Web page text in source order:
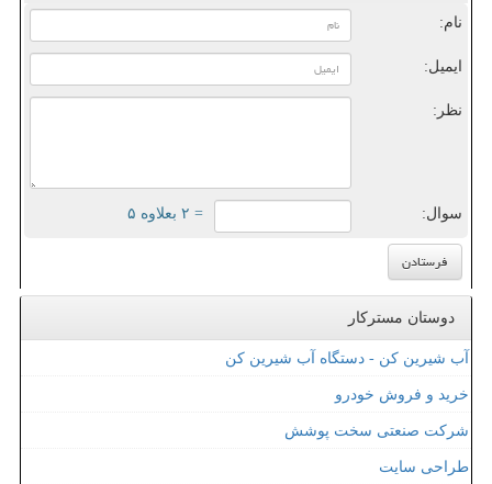
نام:
ایمیل:
نظر:
سوال: = ۲ بعلاوه ۵
دوستان مسترکار
آب شیرین کن - دستگاه آب شیرین کن
خرید و فروش خودرو
شرکت صنعتی سخت پوشش
طراحی سایت